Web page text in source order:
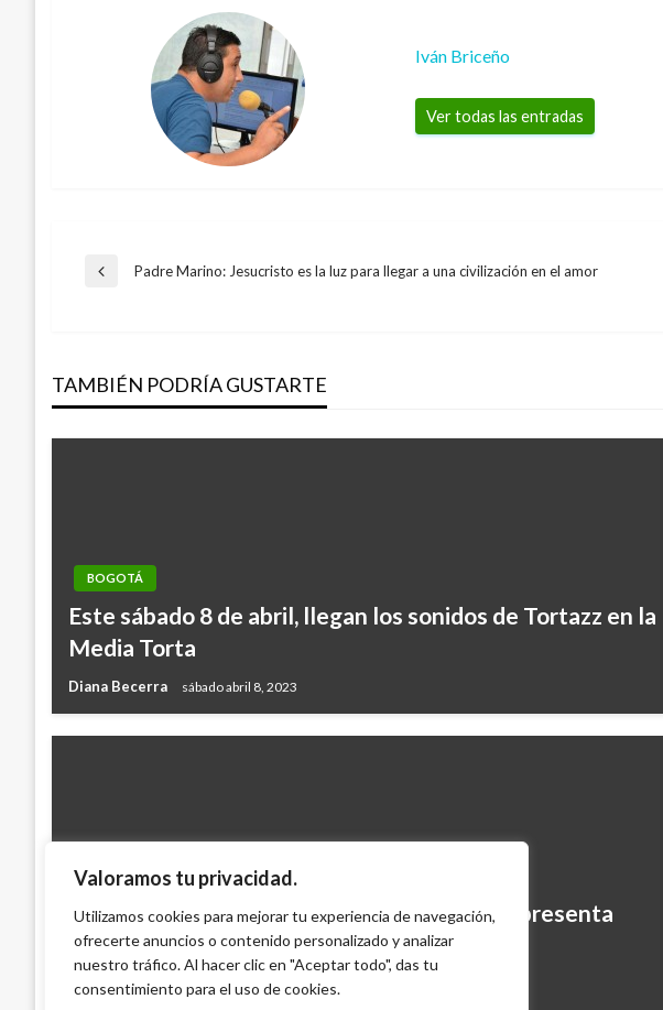
Valoramos tu privacidad.
Utilizamos cookies para mejorar tu experiencia de navegación,
ofrecerte anuncios o contenido personalizado y analizar
nuestro tráfico. Al hacer clic en "Aceptar todo", das tu
consentimiento para el uso de cookies.
Iván Briceño
Ver todas las entradas
Navegación
entradas
Entrada
Padre Marino: Jesucristo es la luz para llegar a una civilización en el amor
TAMBIÉN PODRÍA GUSTARTE
BOGOTÁ
Este sábado 8 de abril, llegan los sonidos de Tortazz en la
Media Torta
Diana Becerra sábado abril 8, 2023
BOGOTÁ
Presupuesto de 12,07 billones para el 2011 presenta
gobierno Distrital
Ariel Cabrera martes noviembre 2, 2010